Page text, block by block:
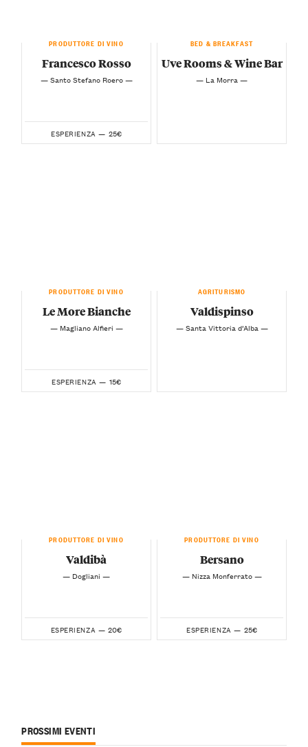
PRODUTTORE DI VINO
Francesco Rosso
— Santo Stefano Roero —
ESPERIENZA — 25€
BED & BREAKFAST
Uve Rooms & Wine Bar
— La Morra —
PRODUTTORE DI VINO
Le More Bianche
— Magliano Alfieri —
ESPERIENZA — 15€
AGRITURISMO
Valdispinso
— Santa Vittoria d’Alba —
PRODUTTORE DI VINO
Valdibà
— Dogliani —
ESPERIENZA — 20€
PRODUTTORE DI VINO
Bersano
— Nizza Monferrato —
ESPERIENZA — 25€
PROSSIMI EVENTI